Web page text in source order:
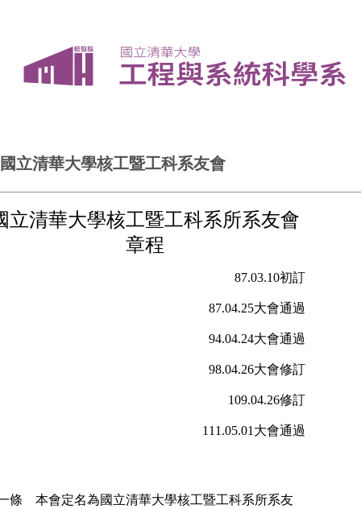
國立清華大學核工暨工科系友會
立清華大學核工暨工科系所系友會
章程
87.03.10初訂
87.04.25大會通過
94.04.24大會通過
98.04.26大會修訂
109.04.26修訂
111.05.01 大會通過
條
本會定名為國立清華大學核工暨工科系所系友